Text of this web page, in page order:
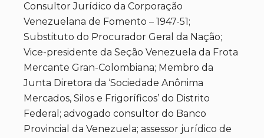
Consultor Jurídico da Corporação
Venezuelana de Fomento – 1947-51;
Substituto do Procurador Geral da Nação;
Vice-presidente da Seção Venezuela da Frota
Mercante Gran-Colombiana; Membro da
Junta Diretora da ‘Sociedade Anônima
Mercados, Silos e Frigoríficos’ do Distrito
Federal; advogado consultor do Banco
Provincial da Venezuela; assessor jurídico de